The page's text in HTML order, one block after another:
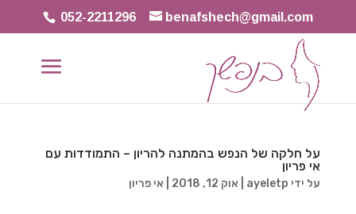
052-2211296 benafshech@gmail.com
על חלקה של הנפש בהמתנה להריון – התמודדות עם
אי פריון
על ידי ayeletp אוק 12, 2018 אי פריון